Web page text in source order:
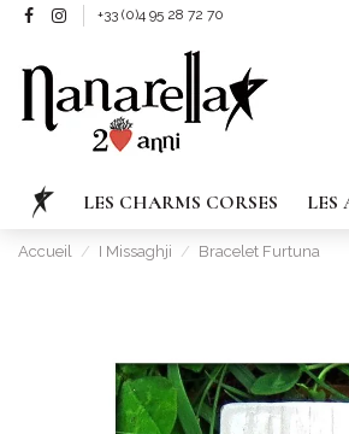
+33 (0)4 95 28 72 70
LES CHARMS CORSES LES
Accueil I Missaghji Bracelet Furtuna